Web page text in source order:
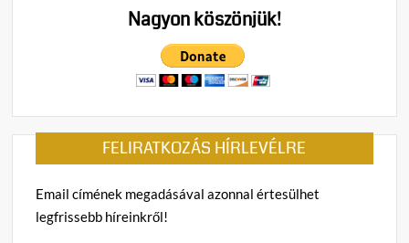
Nagyon köszönjük!
FELIRATKOZÁS HÍRLEVÉLRE
Email címének megadásával azonnal értesülhet
legfrissebb híreinkről!